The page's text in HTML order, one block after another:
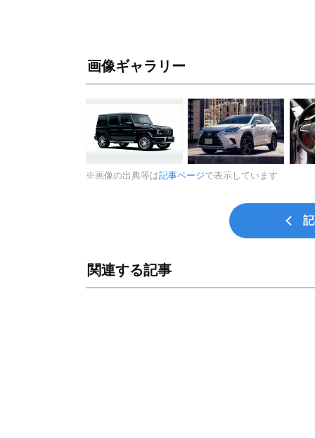
画像ギャラリー
※画像の出典等は記事ページで表示しています
関連する記事